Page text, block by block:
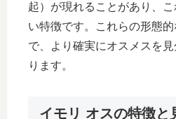
起）が現れることがあり、
い特徴です。これらの形態
で、より確実にオスメスを
ります。
イモリ オスの特徴と